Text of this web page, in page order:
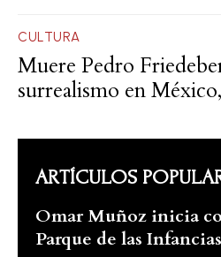
CULTURA
Muere Pedro
surrealismo en
ARTÍCULOS
Omar Muñoz inicia
Parque de las Infancias